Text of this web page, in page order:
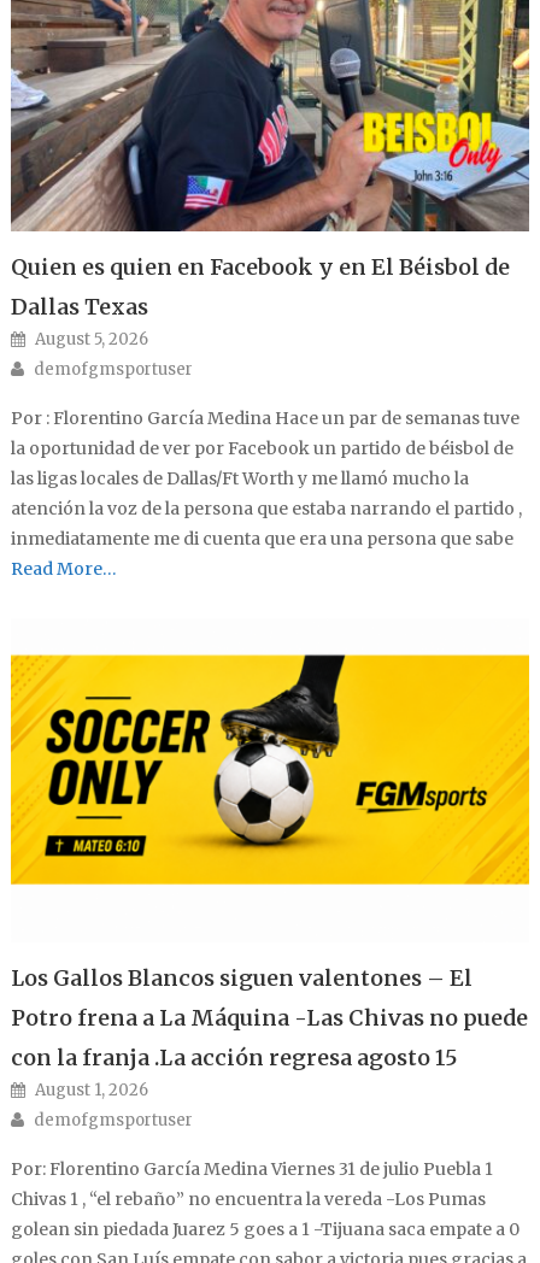
Quien es quien en Facebook y en El Béisbol de
Dallas Texas
Posted on
August 5, 2026
Author
demofgmsportuser
Por : Florentino García Medina Hace un par de semanas tuve
la oportunidad de ver por Facebook un partido de béisbol de
las ligas locales de Dallas/Ft Worth y me llamó mucho la
atención la voz de la persona que estaba narrando el partido ,
inmediatamente me di cuenta que era una persona que sabe
Read More…
Los Gallos Blancos siguen valentones – El
Potro frena a La Máquina -Las Chivas no puede
con la franja .La acción regresa agosto 15
Posted on
August 1, 2026
Author
demofgmsportuser
Por: Florentino García Medina Viernes 31 de julio Puebla 1
Chivas 1 , “el rebaño” no encuentra la vereda -Los Pumas
golean sin piedada Juarez 5 goes a 1 -Tijuana saca empate a 0